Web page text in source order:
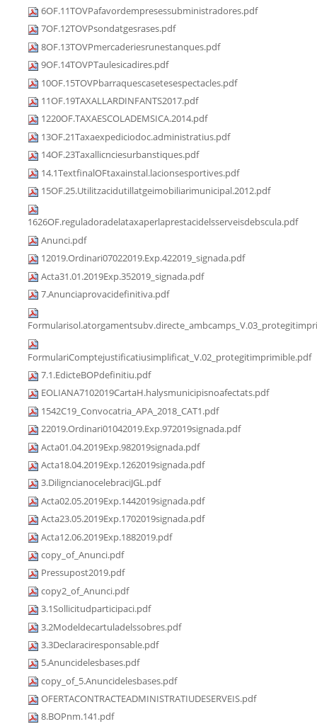
6OF.11TOVPafavordempresessubministradores.pdf
7OF.12TOVPsondatgesrases.pdf
8OF.13TOVPmercaderiesrunestanques.pdf
9OF.14TOVPTaulesicadires.pdf
10OF.15TOVPbarraquescasetesespectacles.pdf
11OF.19TAXALLARDINFANTS2017.pdf
1220OF.TAXAESCOLADEMSICA.2014.pdf
13OF.21Taxaexpediciodoc.administratius.pdf
14OF.23Taxallicnciesurbanstiques.pdf
14.1TextfinalOFtaxainstal.lacionsesportives.pdf
15OF.25.Utilitzacidutillatgeimobiliarimunicipal.2012.pdf
1626OF.reguladoradelataxaperlaprestacidelsserveisdebscula.pdf
Anunci.pdf
12019.Ordinari07022019.Exp.422019_signada.pdf
Acta31.01.2019Exp.352019_signada.pdf
7.Anunciaprovacidefinitiva.pdf
FormulariComptejustificatiusimplificat_V.02_protegitimprimible.pdf
7.1.EdicteBOPdefinitiu.pdf
EOLIANA7102019CartaH.halysmunicipisnoafectats.pdf
1542C19_Convocatria_APA_2018_CAT1.pdf
22019.Ordinari01042019.Exp.972019signada.pdf
Acta01.04.2019Exp.982019signada.pdf
Acta18.04.2019Exp.1262019signada.pdf
3.DiligncianocelebraciJGL.pdf
Acta02.05.2019Exp.1442019signada.pdf
Acta23.05.2019Exp.1702019signada.pdf
Acta12.06.2019Exp.1882019.pdf
copy_of_Anunci.pdf
Pressupost2019.pdf
copy2_of_Anunci.pdf
3.1Sollicitudparticipaci.pdf
3.2Modeldecartuladelssobres.pdf
3.3Declaraciresponsable.pdf
5.Anuncidelesbases.pdf
copy_of_5.Anuncidelesbases.pdf
OFERTACONTRACTEADMINISTRATIUDESERVEIS.pdf
8.BOPnm.141.pdf